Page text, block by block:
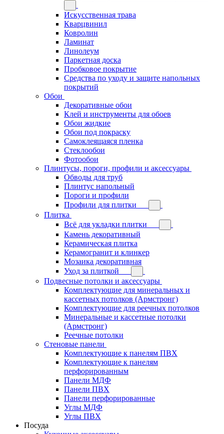
Искусственная трава
Кварцвинил
Ковролин
Ламинат
Линолеум
Паркетная доска
Пробковое покрытие
Средства по уходу и защите напольных
покрытий
Обои
Декоративные обои
Клей и инструменты для обоев
Обои жидкие
Обои под покраску
Самоклеящаяся пленка
Стеклообои
Фотообои
Плинтусы, пороги, профили и аксессуары
Обводы для труб
Плинтус напольный
Пороги и профили
Профили для плитки
Плитка
Всё для укладки плитки
Камень декоративный
Керамическая плитка
Керамогранит и клинкер
Мозаика декоративная
Уход за плиткой
Подвесные потолки и аксессуары
Комплектующие для минеральных и
кассетных потолков (Армстронг)
Комплектующие для реечных потолков
Минеральные и кассетные потолки
(Армстронг)
Реечные потолки
Стеновые панели
Комплектующие к панелям ПВХ
Комплектующие к панелям
перфорированным
Панели МДФ
Панели ПВХ
Панели перфорированные
Углы МДФ
Углы ПВХ
Посуда